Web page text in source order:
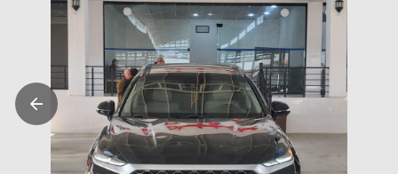
دیاریکراوەکانم
دوا بینراوەکان
چات